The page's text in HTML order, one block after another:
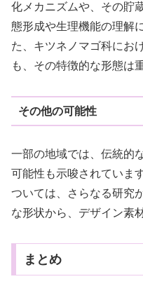
化メカニズムや、その貯
態形成や生理機能の理解
た、キツネノマゴ科にお
も、その特徴的な形態は
その他の可能性
一部の地域では、伝統的
可能性も示唆されていま
ついては、さらなる研究
な形状から、デザイン素
まとめ